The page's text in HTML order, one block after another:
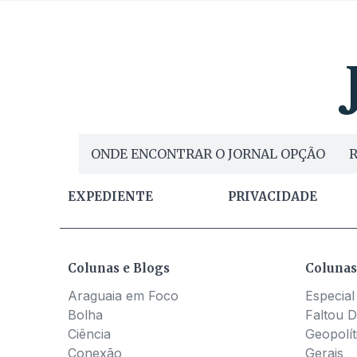
ONDE ENCONTRAR O JORNAL OPÇÃO
EXPEDIENTE PRIVACIDADE
Colunas e Blogs
Araguaia em Foco
Bolha
Ciência
Conexão
Faltou
Gerais